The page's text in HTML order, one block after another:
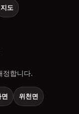
지도
정합니다.
면 위천면